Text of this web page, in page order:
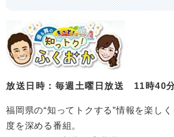
放送日時：毎週土曜日放送 11時40
福岡県の“知ってトクする”情報を楽し
度を深める番組。